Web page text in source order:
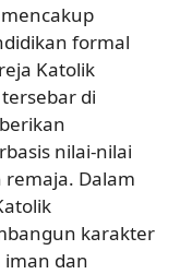
formal
Katolik
di
nilai-nilai
remaja. Dalam
karakter
iman dan